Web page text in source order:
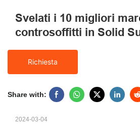
Svelati i 10 migliori
controsoffitti in Solid
Richiesta
Share with:
2024-03-04